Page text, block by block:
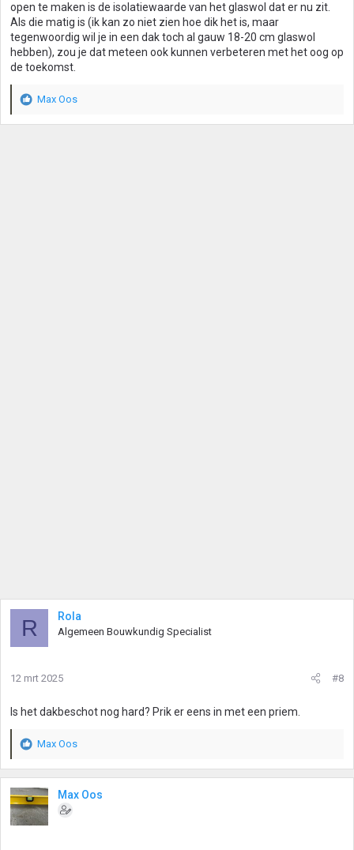
n
:
open te maken is de isolatiewaarde van het glaswol dat er nu zit.
Als die matig is (ik kan zo niet zien hoe dik het is, maar
tegenwoordig wil je in een dak toch al gauw 18-20 cm glaswol
hebben), zou je dat meteen ook kunnen verbeteren met het oog op
de toekomst.
W
Max Oos
R Rola
Algemeen Bouwkundig Specialist
12 mrt 2025 #8
Is het dakbeschot nog hard? Prik er eens in met een priem.
W
a
r
d
e
Max Oos
Max Oos